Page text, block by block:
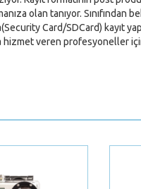
olan tanıyor. Sınıfından
Card/SDCard) kayıt
hizmet veren profesyoneller